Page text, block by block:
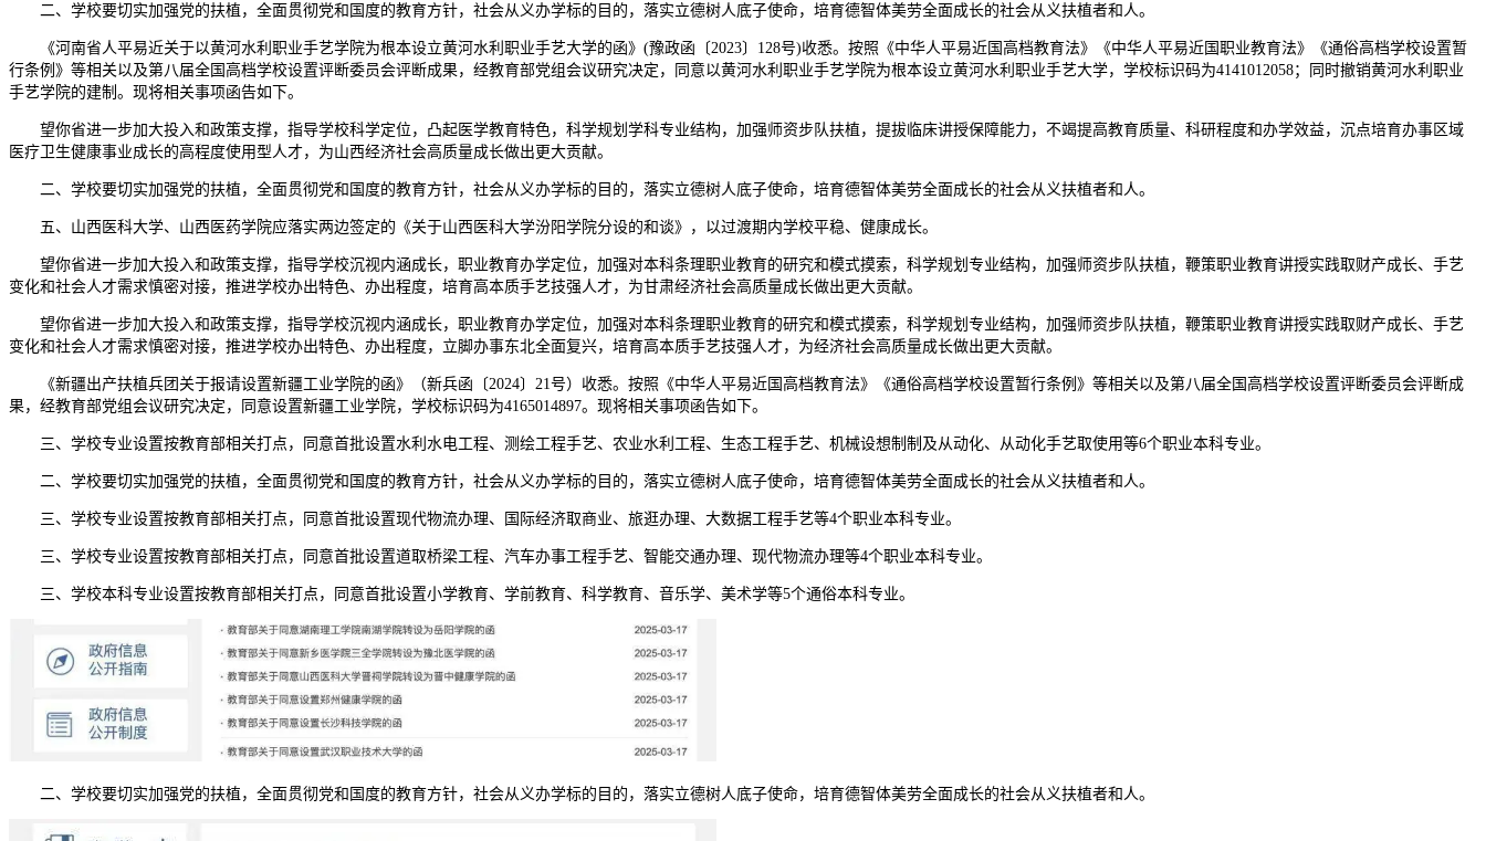
二、学校要切实加强党的扶植，全面贯彻党和国度的教育方针，社会从义办学标的目的，落实立德树人底子使命，培育德智体美劳全面成长的社会从义扶植者和人。
《河南省人平易近关于以黄河水利职业手艺学院为根本设立黄河水利职业手艺大学的函》(豫政函〔2023〕128号)收悉。按照《中华人平易近国高档教育法》《中华人平易近国职业教育法》《通俗高档学校设置暂
行条例》等相关以及第八届全国高档学校设置评断委员会评断成果，经教育部党组会议研究决定，同意以黄河水利职业手艺学院为根本设立黄河水利职业手艺大学，学校标识码为4141012058；同时撤销黄河水利职业
手艺学院的建制。现将相关事项函告如下。
望你省进一步加大投入和政策支撑，指导学校科学定位，凸起医学教育特色，科学规划学科专业结构，加强师资步队扶植，提拔临床讲授保障能力，不竭提高教育质量、科研程度和办学效益，沉点培育办事区域
医疗卫生健康事业成长的高程度使用型人才，为山西经济社会高质量成长做出更大贡献。
二、学校要切实加强党的扶植，全面贯彻党和国度的教育方针，社会从义办学标的目的，落实立德树人底子使命，培育德智体美劳全面成长的社会从义扶植者和人。
五、山西医科大学、山西医药学院应落实两边签定的《关于山西医科大学汾阳学院分设的和谈》，以过渡期内学校平稳、健康成长。
望你省进一步加大投入和政策支撑，指导学校沉视内涵成长，职业教育办学定位，加强对本科条理职业教育的研究和模式摸索，科学规划专业结构，加强师资步队扶植，鞭策职业教育讲授实践取财产成长、手艺
变化和社会人才需求慎密对接，推进学校办出特色、办出程度，培育高本质手艺技强人才，为甘肃经济社会高质量成长做出更大贡献。
望你省进一步加大投入和政策支撑，指导学校沉视内涵成长，职业教育办学定位，加强对本科条理职业教育的研究和模式摸索，科学规划专业结构，加强师资步队扶植，鞭策职业教育讲授实践取财产成长、手艺
变化和社会人才需求慎密对接，推进学校办出特色、办出程度，立脚办事东北全面复兴，培育高本质手艺技强人才，为经济社会高质量成长做出更大贡献。
《新疆出产扶植兵团关于报请设置新疆工业学院的函》（新兵函〔2024〕21号）收悉。按照《中华人平易近国高档教育法》《通俗高档学校设置暂行条例》等相关以及第八届全国高档学校设置评断委员会评断成
果，经教育部党组会议研究决定，同意设置新疆工业学院，学校标识码为4165014897。现将相关事项函告如下。
三、学校专业设置按教育部相关打点，同意首批设置水利水电工程、测绘工程手艺、农业水利工程、生态工程手艺、机械设想制制及从动化、从动化手艺取使用等6个职业本科专业。
二、学校要切实加强党的扶植，全面贯彻党和国度的教育方针，社会从义办学标的目的，落实立德树人底子使命，培育德智体美劳全面成长的社会从义扶植者和人。
三、学校专业设置按教育部相关打点，同意首批设置现代物流办理、国际经济取商业、旅逛办理、大数据工程手艺等4个职业本科专业。
三、学校专业设置按教育部相关打点，同意首批设置道取桥梁工程、汽车办事工程手艺、智能交通办理、现代物流办理等4个职业本科专业。
三、学校本科专业设置按教育部相关打点，同意首批设置小学教育、学前教育、科学教育、音乐学、美术学等5个通俗本科专业。
二、学校要切实加强党的扶植，全面贯彻党和国度的教育方针，社会从义办学标的目的，落实立德树人底子使命，培育德智体美劳全面成长的社会从义扶植者和人。